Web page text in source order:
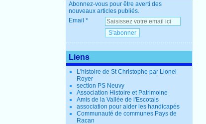
Abonnez-vous pour être averti des
nouveaux articles publiés.
Email
Liens
L'histoire de St Christophe par Lionel
Royer
section PS Neuvy
Association Histoire et Patrimoine
Amis de la Vallée de l'Escotais
association pour aider les handicapés
Communauté de communes Pays de
Racan